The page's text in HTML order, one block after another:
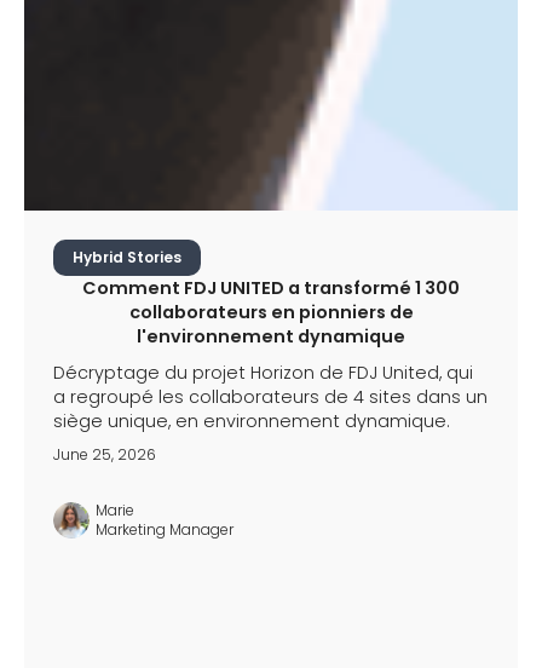
Hybrid Stories
Comment FDJ UNITED a transformé 1 300
collaborateurs en pionniers de
l'environnement dynamique
Décryptage du projet Horizon de FDJ United, qui
a regroupé les collaborateurs de 4 sites dans un
siège unique, en environnement dynamique.
June 25, 2026
Marie
Marketing Manager